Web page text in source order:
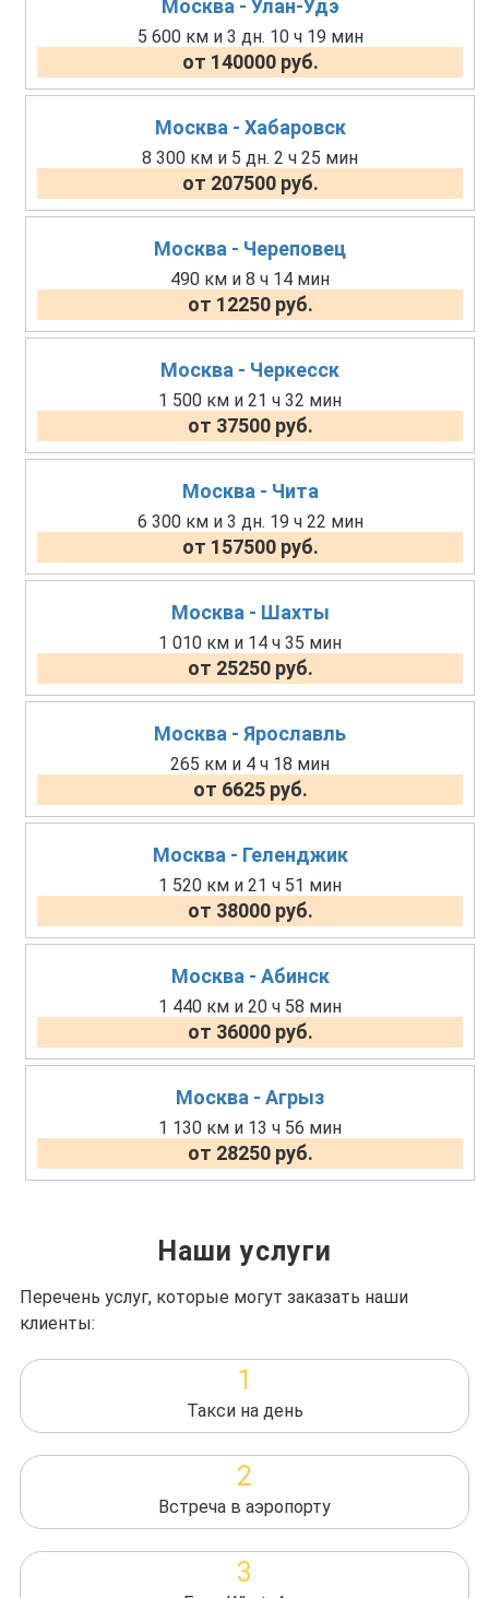
Москва - Улан-Удэ
5 600 км и 3 дн. 10 ч 19 мин
от 140000 руб.
Москва - Хабаровск
8 300 км и 5 дн. 2 ч 25 мин
от 207500 руб.
Москва - Череповец
490 км и 8 ч 14 мин
от 12250 руб.
Москва - Черкесск
1 500 км и 21 ч 32 мин
от 37500 руб.
Москва - Чита
6 300 км и 3 дн. 19 ч 22 мин
от 157500 руб.
Москва - Шахты
1 010 км и 14 ч 35 мин
от 25250 руб.
Москва - Ярославль
265 км и 4 ч 18 мин
от 6625 руб.
Москва - Геленджик
1 520 км и 21 ч 51 мин
от 38000 руб.
Москва - Абинск
1 440 км и 20 ч 58 мин
от 36000 руб.
Москва - Агрыз
1 130 км и 13 ч 56 мин
от 28250 руб.
Наши услуги
Перечень услуг, которые могут заказать наши
клиенты:
1
Такси на день
2
Встреча в аэропорту
3